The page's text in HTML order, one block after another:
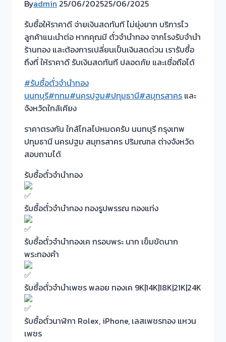
Byadmin 25/06/202525/06/2025
รับซื้อให้ราคาดี จ่ายเงินสดทันที ไม่ยุ่งยาก บริการไว
ลูกค้าแนะนำต่อ หากคุณมี ตั๋วจำนำทอง จากโรงรับจำนำ
ร้านทอง และต้องการเปลี่ยนเป็นเงินสดด่วน เรารับซื้อ
ถึงที่ ให้ราคาดี รับเงินสดทันที ปลอดภัย และเชื่อถือได้
#รับซื้อตั๋วจำนำทอง
นนทบุรี#กทม#นครปฐม#ปทุมธานี#สมุทรสาคร และ
จังหวัดใกล้เคียง
ราคาตรงกัน ใกล้ไกลไปหมดครับ นนทบุรี กรุงเทพ
ปทุมธานี นครปฐม สมุทรสาคร ปริมณฑล ต่างจังหวัด
สอบถามได้
รับซื้อตั๋วจำนำทอง
รับซื้อตั๋วจำนำทอง ทองรูปพรรณ ทองแท่ง
รับซื้อตั๋วจำนำทองเค กรอบพระ นาก เข็มขัดนาก
พระทองคำ
รับซื้อตั๋วจำนำเพชร พลอย ทองเค 9K|14K|18K|21K|24K
รับซื้อตั๋วนาฬิกา Rolex, iPhone, เลสเพชรทอง แหวน
เพชร